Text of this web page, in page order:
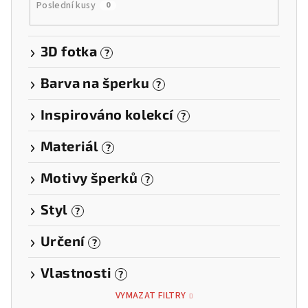
Poslední kusy 0
3D fotka ?
Barva na šperku ?
Inspirováno kolekcí ?
Materiál ?
Motivy šperků ?
Styl ?
Určení ?
Vlastnosti ?
VYMAZAT FILTRY